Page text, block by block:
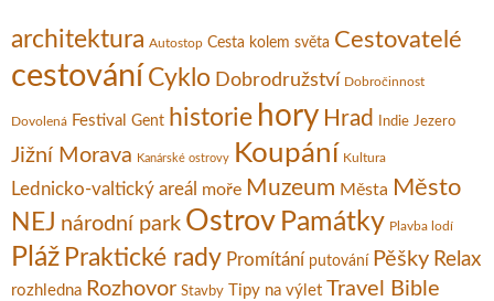
architektura Autostop Cesta kolem světa Cestovatelé
cestování Cyklo Dobrodružství Dobročinnost
Dovolená Festival Gent historie hory Hrad Indie Jezero
Jižní Morava Kanárské ostrovy Koupání Kultura
Lednicko-valtický areál moře Muzeum Města Město
NEJ národní park Ostrov Památky Plavba lodí
Pláž Praktické rady Promítání putování Pěšky Relax
rozhledna Rozhovor Stavby Tipy na výlet Travel Bible